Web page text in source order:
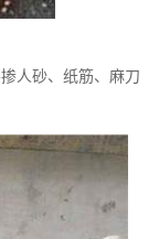
人砂、纸筋、麻刀